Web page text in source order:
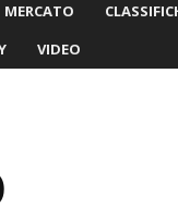
MERCATO
VIDEO